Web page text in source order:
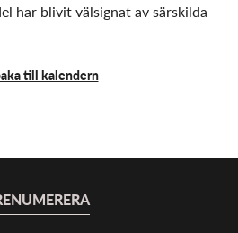
har blivit välsignat av särskilda
till kalendern